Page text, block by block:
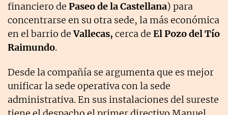
financiero de Paseo de la Castellana) para
concentrarse en su otra sede, la más económica
en el barrio deVallecas, cerca de El Pozo del Tío
Raimundo.
Desde la compañía se argumenta que es mejor
unificar la sede operativa con la sede
administrativa. En sus instalaciones del sureste